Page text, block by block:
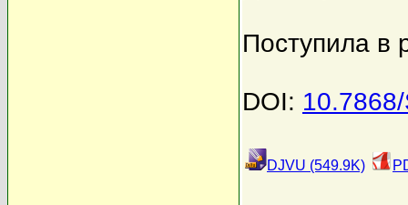
Поступила в
DOI:
DJVU (549.9K)